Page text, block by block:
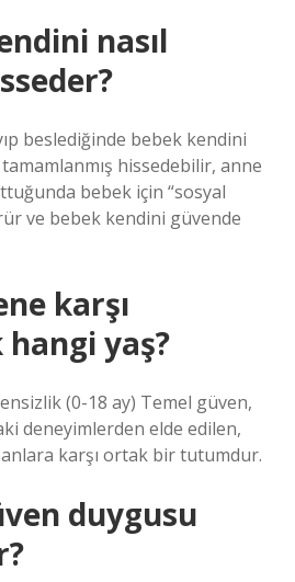
nasıl
beslediğinde bebek kendini
hissedebilir, anne
bebek için “sosyal
ve bebek kendini güvende
karşı
yaş?
(0-18 ay) Temel güven,
deneyimlerden elde edilen,
karşı ortak bir tutumdur.
duygusu